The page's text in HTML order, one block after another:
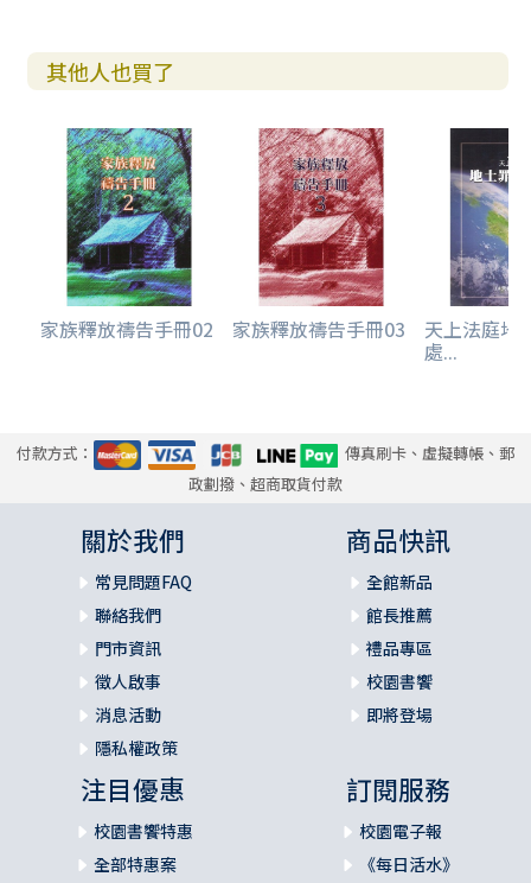
其他人也買了
家族釋放禱告手冊02 家族釋放禱告手冊03 天上法庭地
處...
付款方式：
傳真刷卡、虛擬轉帳、郵
政劃撥、超商取貨付款
關於我們
常見問題FAQ
聯絡我們
門市資訊
徵人啟事
消息活動
隱私權政策
商品快訊
全館新品
館長推薦
禮品專區
校園書饗
即將登場
注目優惠
校園書饗特惠
全部特惠案
訂閱服務
校園電子報
《每日活水》